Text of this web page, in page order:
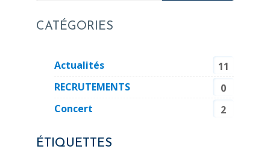
CATÉGORIES
Actualités
11
RECRUTEMENTS
0
Concert
2
ÉTIQUETTES